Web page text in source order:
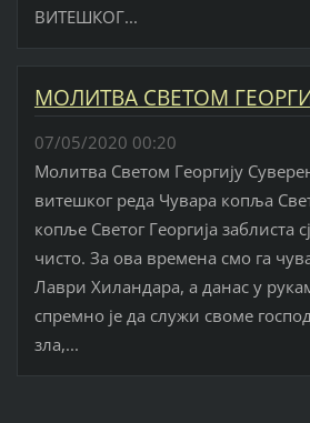
ВИТЕШКОГ...
МОЛИТВА СВЕТОМ
07/05/2020 00:20
Молитва Светом Георгију
витешког реда Чувара копља
копље Светог Георгија заблиста
чисто. За ова времена смо га
Лаври Хиландара, а данас у
спремно је да служи своме
зла,...